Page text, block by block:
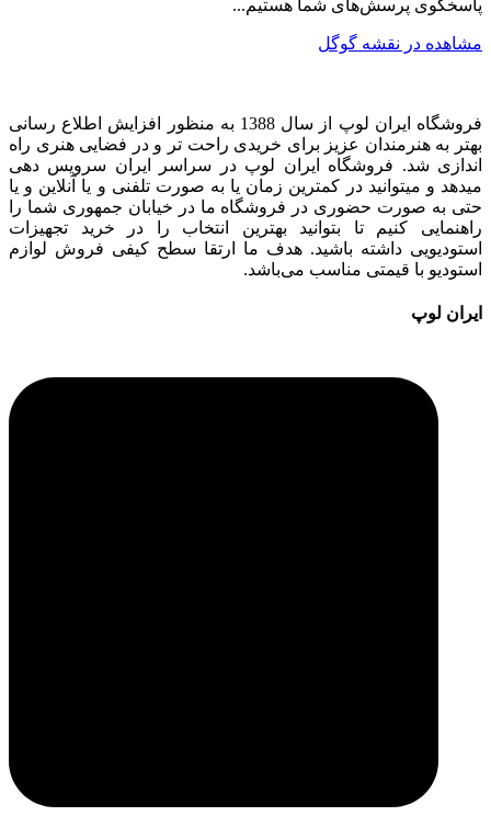
پاسخگوی پرسش‌های شما هستیم...
مشاهده در نقشه گوگل
فروشگاه ایران لوپ از سال 1388 به منظور افزایش اطلاع رسانی
بهتر به هنرمندان عزیز برای خریدی راحت تر و در فضایی هنری راه
اندازی شد. فروشگاه ایران لوپ در سراسر ایران سرویس دهی
میدهد و میتوانید در کمترین زمان یا به صورت تلفنی و یا آنلاین و یا
حتی به صورت حضوری در فروشگاه ما در خیابان جمهوری شما را
راهنمایی کنیم تا بتوانید بهترین انتخاب را در خرید تجهیزات
استودیویی داشته باشید. هدف ما ارتقا سطح کیفی فروش لوازم
استودیو با قیمتی مناسب می‌باشد.
ایران لوپ